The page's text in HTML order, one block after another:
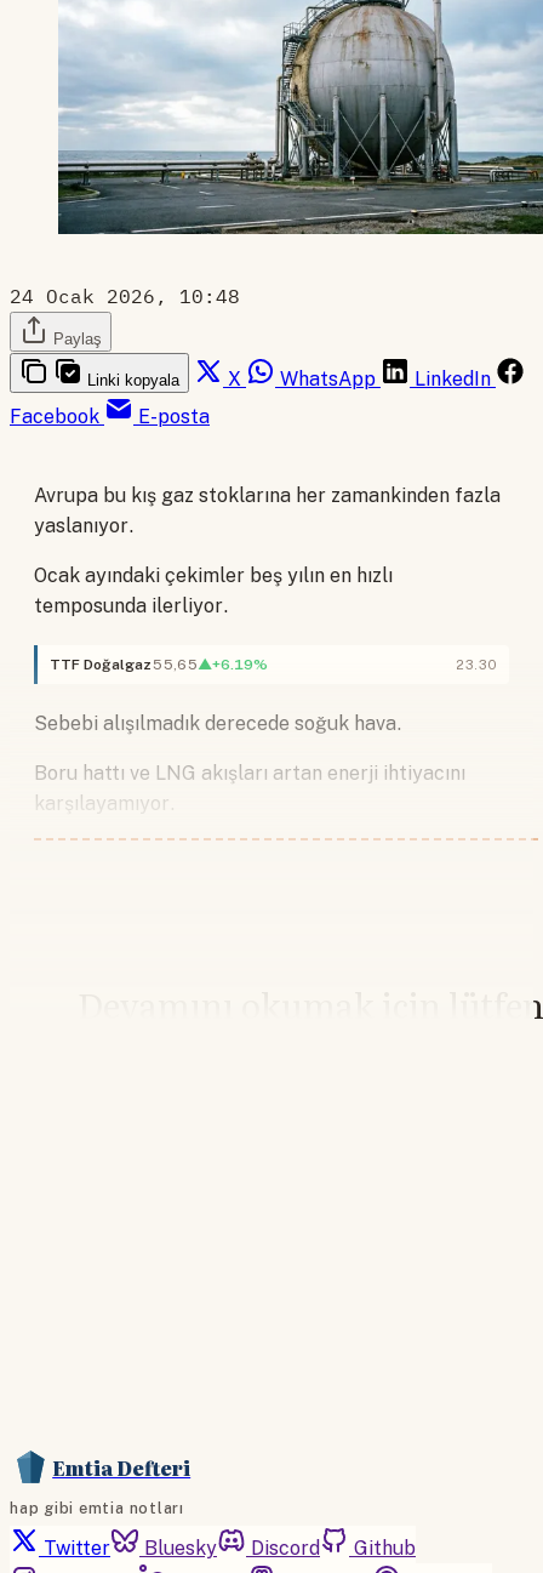
24 Ocak 2026, 10:48
Paylaş
Linki kopyala X WhatsApp
LinkedIn
Facebook
E-posta
Avrupa bu kış gaz stoklarına her zamankinden fazla
yaslanıyor.
Ocak ayındaki çekimler beş yılın en hızlı
temposunda ilerliyor.
TTF Doğalgaz55,65▲+6.19% 23.30
Sebebi alışılmadık derecede soğuk hava.
Boru hattı ve LNG akışları artan enerji ihtiyacını
karşılayamıyor.
Devamını okumak için lütfen
Emtia Defteri
hap gibi emtia notları
Twitter Bluesky Discord
Github